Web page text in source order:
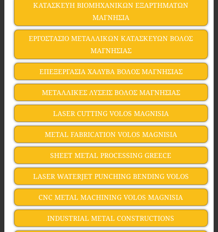
ΚΑΤΑΣΚΕΥΗ ΒΙΟΜΗΧΑΝΙΚΩΝ ΕΞΑΡΤΗΜΑΤΩΝ
ΜΑΓΝΗΣΙΑ
ΕΡΓΟΣΤΑΣΙΟ ΜΕΤΑΛΛΙΚΩΝ ΚΑΤΑΣΚΕΥΩΝ ΒΟΛΟΣ
ΜΑΓΝΗΣΙΑΣ
ΕΠΕΞΕΡΓΑΣΙΑ ΧΑΛΥΒΑ ΒΟΛΟΣ ΜΑΓΝΗΣΙΑΣ
ΜΕΤΑΛΛΙΚΕΣ ΛΥΣΕΙΣ ΒΟΛΟΣ ΜΑΓΝΗΣΙΑΣ
LASER CUTTING VOLOS MAGNISIA
METAL FABRICATION VOLOS MAGNISIA
SHEET METAL PROCESSING GREECE
LASER WATERJET PUNCHING BENDING VOLOS
CNC METAL MACHINING VOLOS MAGNISIA
INDUSTRIAL METAL CONSTRUCTIONS